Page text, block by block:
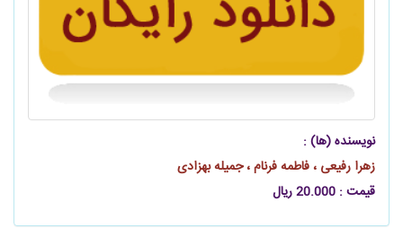
نویسنده (ها) :
زهرا رفیعی ، فاطمه فرنام ، جمیله بهزادی
قیمت : 20.000 ریال